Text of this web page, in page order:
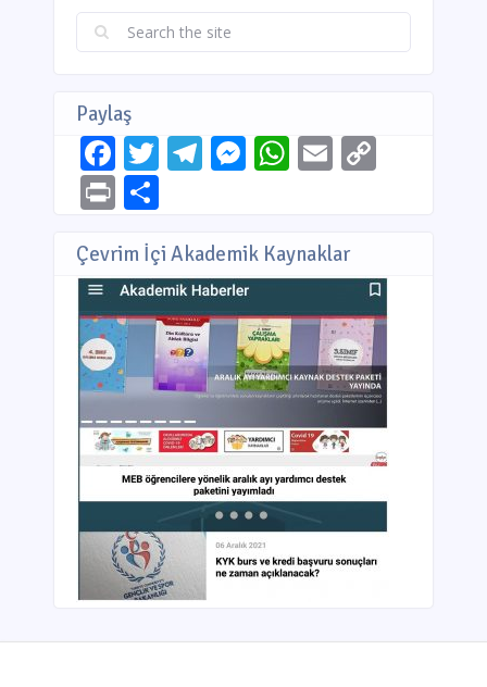
Paylaş
Facebook
Twitter
Telegram
Messenger
WhatsApp
EmailCopy
PrintShare
Çevrim İçi Akademik Kaynaklar